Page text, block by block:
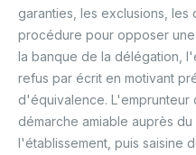
garanties, les exclusions,
procédure pour opposer
la banque de la délégation,
refus par écrit en motivant
d'équivalence.
démarche amiable auprès
l'établissement, puis saisine